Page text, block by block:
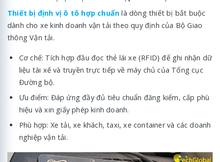
Thiết bị định vị ô tô hợp chuẩn là dòng thiết bị bắt buộc
dành cho xe kinh doanh vận tải theo quy định của Bộ Giao
thông Vận tải.
Cơ chế: Tích hợp đầu đọc thẻ lái xe (RFID) để ghi nhận dữ
liệu tài xế và truyền trực tiếp về máy chủ của Tổng cục
Đường bộ.
Ưu điểm: Đáp ứng đầy đủ tiêu chuẩn đăng kiểm, cấp phù
hiệu và xin giấy phép kinh doanh.
Phù hợp: Xe tải, xe khách, taxi, xe container và các doanh
nghiệp vận tải.